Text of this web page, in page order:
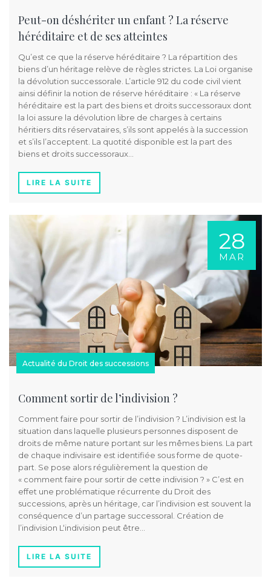
Peut-on déshériter un enfant ? La réserve
héréditaire et de ses atteintes
Qu’est ce que la réserve héréditaire ? La répartition des
biens d’un héritage relève de règles strictes. La Loi organise
la dévolution successorale. L’article 912 du code civil vient
ainsi définir la notion de réserve héréditaire : « La réserve
héréditaire est la part des biens et droits successoraux dont
la loi assure la dévolution libre de charges à certains
héritiers dits réservataires, s’ils sont appelés à la succession
et s’ils l’acceptent. La quotité disponible est la part des
biens et droits successoraux…
LIRE LA SUITE
28
MAR
Actualité du Droit des successions
Comment sortir de l’indivision ?
Comment faire pour sortir de l’indivision ? L’indivision est la
situation dans laquelle plusieurs personnes disposent de
droits de même nature portant sur les mêmes biens. La part
de chaque indivisaire est identifiée sous forme de quote-
part. Se pose alors régulièrement la question de
« comment faire pour sortir de cette indivision ? » C’est en
effet une problématique récurrente du Droit des
successions, après un héritage, car l’indivision est souvent la
conséquence d’un partage successoral. Création de
l’indivision L‘indivision peut être…
LIRE LA SUITE